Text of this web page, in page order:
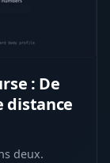
: De
distance
deux.